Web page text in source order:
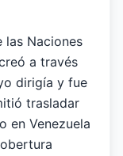
las Naciones
a través
dirigía y fue
trasladar
en Venezuela